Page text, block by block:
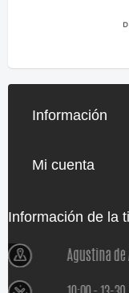
Información
Mi cuenta
Información de la